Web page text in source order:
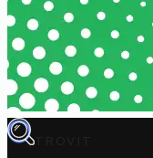
TROVIT